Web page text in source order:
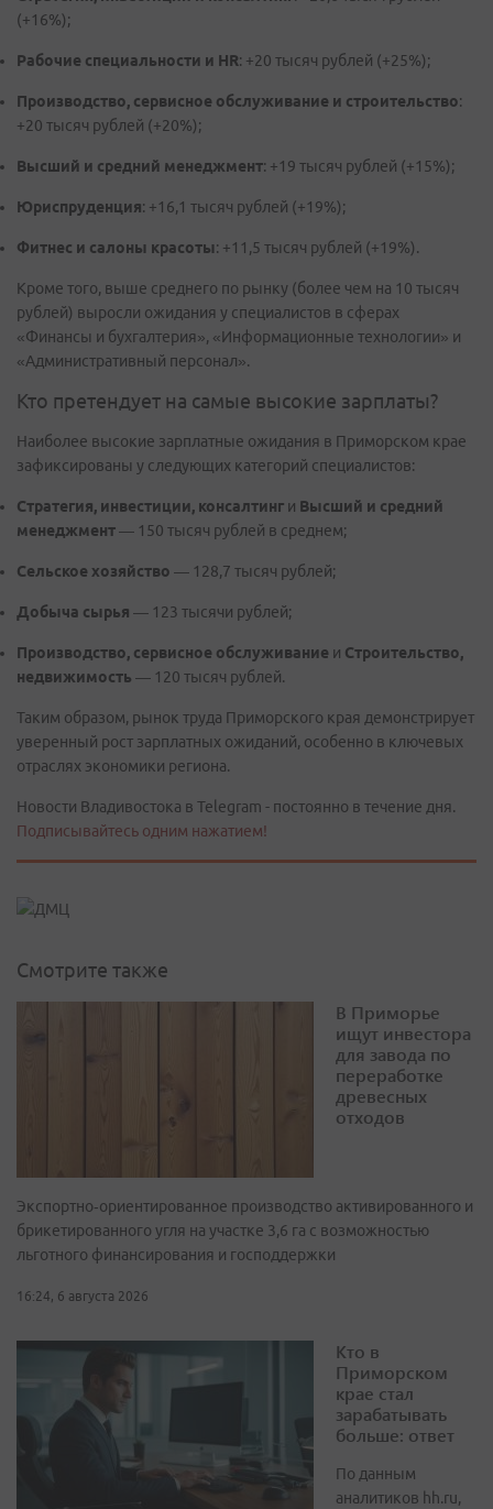
(+16%);
Рабочие специальности и HR: +20 тысяч рублей (+25%);
Производство, сервисное обслуживание и строительство:
+20 тысяч рублей (+20%);
Высший и средний менеджмент: +19 тысяч рублей (+15%);
Юриспруденция: +16,1 тысяч рублей (+19%);
Фитнес и салоны красоты: +11,5 тысяч рублей (+19%).
Кроме того, выше среднего по рынку (более чем на 10 тысяч
рублей) выросли ожидания у специалистов в сферах
«Финансы и бухгалтерия», «Информационные технологии» и
«Административный персонал».
Кто претендует на самые высокие зарплаты?
Наиболее высокие зарплатные ожидания в Приморском крае
зафиксированы у следующих категорий специалистов:
Стратегия, инвестиции, консалтинг и Высший и средний
менеджмент— 150 тысяч рублей в среднем;
Сельское хозяйство — 128,7 тысяч рублей;
Добыча сырья — 123 тысячи рублей;
Производство, сервисное обслуживание и Строительство,
недвижимость — 120 тысяч рублей.
Таким образом, рынок труда Приморского края демонстрирует
уверенный рост зарплатных ожиданий, особенно в ключевых
отраслях экономики региона.
Новости Владивостока в Telegram - постоянно в течение дня.
Подписывайтесь одним нажатием!
Смотрите также
В Приморье
ищут инвестора
для завода по
переработке
древесных
отходов
Экспортно‑ориентированное производство активированного и
брикетированного угля на участке 3,6 га с возможностью
льготного финансирования и господдержки
16:24, 6 августа 2026
Кто в
Приморском
крае стал
зарабатывать
больше: ответ
По данным
аналитиков hh.ru,